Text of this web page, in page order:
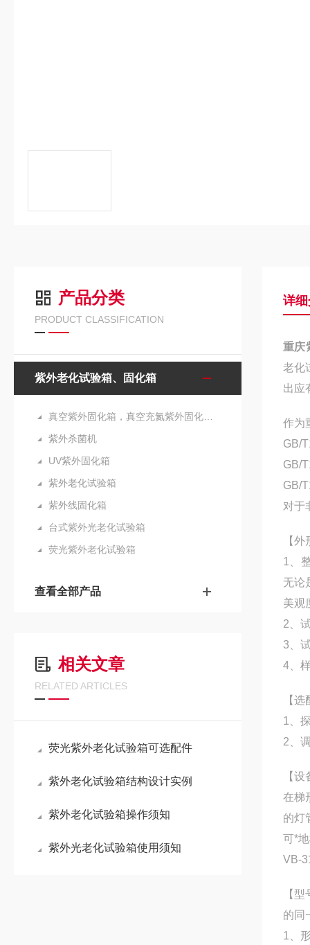
产品分类
PRODUCT CLASSIFICATION
紫外老化试验箱、固化箱
紫外杀菌机
UV紫外固化箱
紫外老化试验箱
紫外线固化箱
台式紫外光老化试验箱
荧光紫外老化试验箱
查看全部产品
相关文章
RELATED ARTICLES
荧光紫外老化试验箱可选配件
紫外老化试验箱结构设计实例
紫外老化试验箱操作须知
紫外光老化试验箱使用须知
详
重庆
老化
出应
作为
GB/
GB/
GB/
对于
【
1、
无论
美观
2、
3、
4、
【
1、
2、
【
在梯
的灯
可*
VB-
【
的同
1、